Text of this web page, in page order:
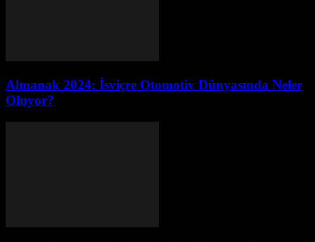
Almanak 2024: İsviçre Otomotiv Dünyasında Neler
Oluyor?